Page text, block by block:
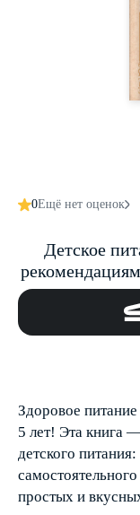
0Ещё нет оценок
Детское
Здоровое
5 лет! Эта книга
детского
простых и